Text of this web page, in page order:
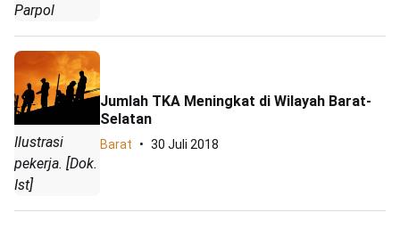
Parpol
Ilustrasi
pekerja. [Dok.
Ist]
Jumlah TKA Meningkat di Wilayah Barat-
Selatan
Barat 30 Juli 2018